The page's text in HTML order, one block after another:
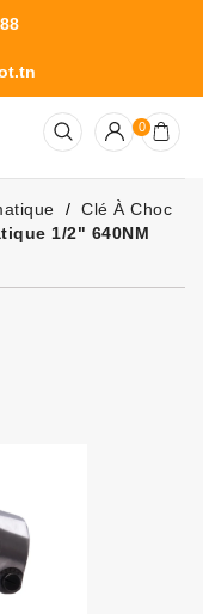
0
Clé À Choc
1/2" 640NM